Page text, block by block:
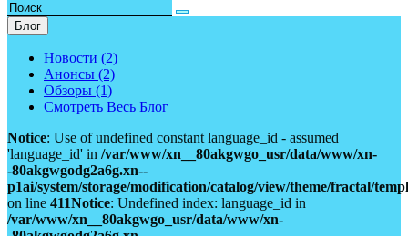
Блог
Новости (2)
Анонсы (2)
Обзоры (1)
Смотреть Весь Блог
Notice: Use of undefined constant language_id - assumed
'language_id' in /var/www/xn__80akgwgo_usr/data/www/xn-
-80akgwgodg2a6g.xn--
p1ai/system/storage/modification/catalog/view/theme/fractal/
on line 411Notice: Undefined index: language_id in
/var/www/xn__80akgwgo_usr/data/www/xn-